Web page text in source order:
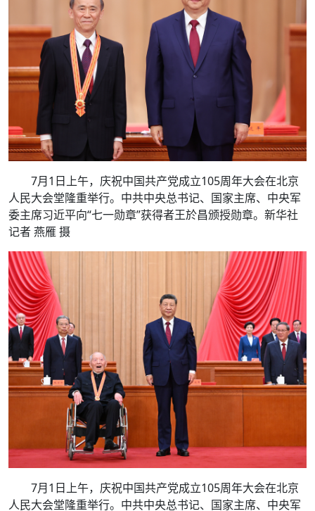
7月1日上午，庆祝中国共产党成立105周年大会在北京
人民大会堂隆重举行。中共中央总书记、国家主席、中央军
委主席习近平向“七一勋章”获得者王於昌颁授勋章。新华社
记者 燕雁 摄
7月1日上午，庆祝中国共产党成立105周年大会在北京
人民大会堂隆重举行。中共中央总书记、国家主席、中央军